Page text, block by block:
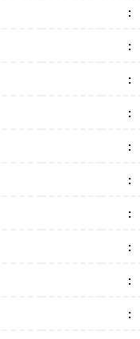
:
:
:
:
:
:
:
:
:
:
:
:
:
:
:
:
:
:
:
: